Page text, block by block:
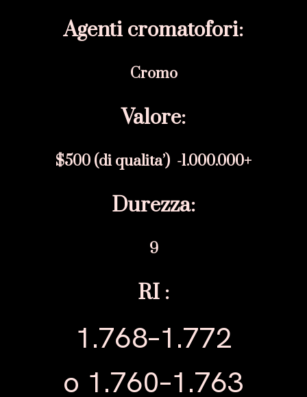
Agenti cromatofori:
Cromo
Valore:
$500 (di qualita’) -1.000.000+
Durezza:
9
RI :
1.768–1.772
o 1.760–1.763